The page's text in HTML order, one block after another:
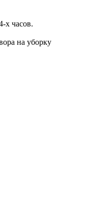
х часов.
на уборку